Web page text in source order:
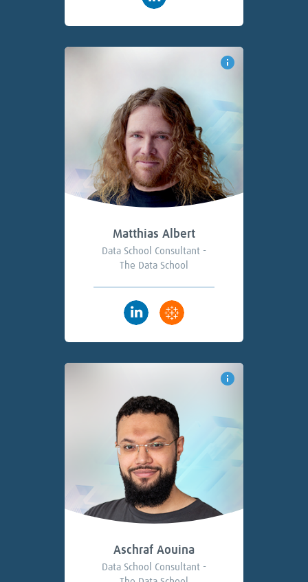
Matthias Albert
Data School Consultant -
The Data School
Aschraf Aouina
Data School Consultant -